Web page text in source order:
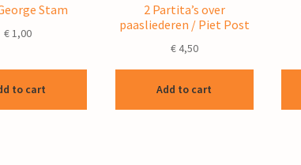
Stam
€1,00
to cart
2 Partita’s over
paasliederen / Piet Post
€4,50
Add to cart